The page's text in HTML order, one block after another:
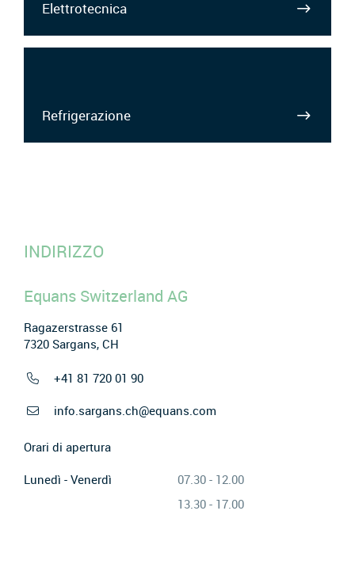
Elettrotecnica
Refrigerazione
INDIRIZZO
Equans Switzerland AG
Ragazerstrasse 61
7320 Sargans, CH
+41 81 720 01 90
info.sargans.ch@equans.com
Orari di apertura
Lunedì - Venerdì
07.30 - 12.00
13.30 - 17.00